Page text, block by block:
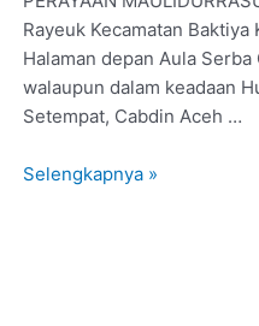
Rayeuk Kecamatan
Halaman depan Aula
walaupun dalam keadaan
Setempat, Cabdin Aceh …
Selengkapnya »